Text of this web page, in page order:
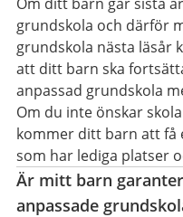
grundskola och därför
grundskola nästa läsår
att ditt barn ska
anpassad grundskola
Om du inte önskar
kommer ditt barn att få
som har lediga platser
Är mitt barn
anpassade